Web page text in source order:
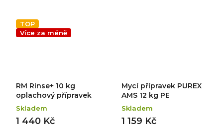
mm | 400 V / 5,4 kW.
Teplota oplachové...
TOP
Více za méně
RM Rinse+ 10 kg
oplachový přípravek
Skladem
1 440 Kč
Mycí přípravek PUREX
AMS 12 kg PE
Skladem
1 159 Kč